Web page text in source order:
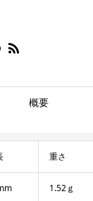
概要
重さ
1.52ｇ